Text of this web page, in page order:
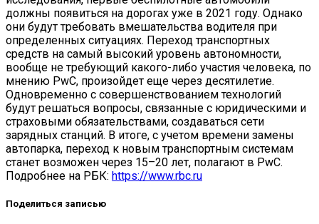
должны появиться на дорогах уже в 2021 году. Однако
они будут требовать вмешательства водителя при
определенных ситуациях. Переход транспортных
средств на самый высокий уровень автономности,
вообще не требующий какого-либо участия человека, по
мнению PwC, произойдет еще через десятилетие.
Одновременно с совершенствованием​ технологий
будут решаться вопросы, связанные с юридическими и
страховыми обязательствами, создаваться сети
зарядных станций. В итоге, с учетом времени замены
автопарка, переход к новым транспортным системам
станет возможен через 15–20 лет, полагают в PwC​.
Подробнее на РБК: https://www.rbc.ru
Поделиться записью